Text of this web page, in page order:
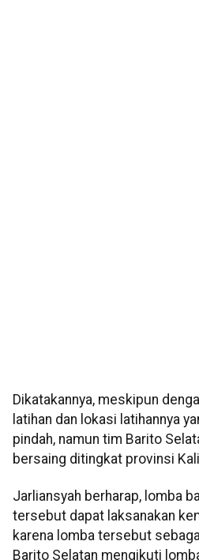
Dikatakannya, meskipun
latihan dan lokasi latihannya
pindah, namun tim Barito
bersaing ditingkat provinsi
Jarliansyah berharap, lomba
tersebut dapat laksanakan
karena lomba tersebut
Barito Selatan mengikuti